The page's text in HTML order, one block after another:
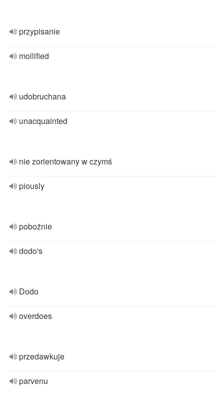
przypisanie
mollified
udobruchana
unacquainted
nie zorientowany w czymś
piously
pobożnie
dodo's
Dodo
overdoes
przedawkuje
parvenu